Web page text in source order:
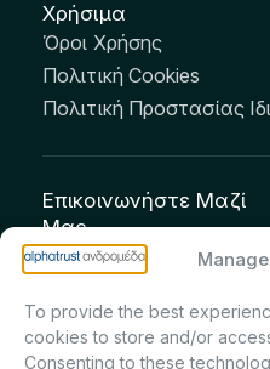
To provide the best
cookies to store and/or
Consenting to these
Χρήσιμα
Όροι Χρήσης
Πολιτική Cookies
Πολιτική Προστασίας
Επικοινωνήστε Μαζί
Μας
info@andromeda.eu
Οδός Αριστείδου 1,
Κηφισιά Τ.Κ. 14561